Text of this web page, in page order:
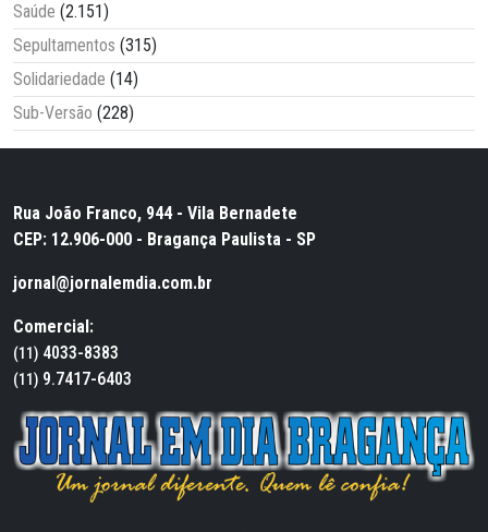
Saúde (2.151)
Sepultamentos (315)
Solidariedade (14)
Sub-Versão (228)
Rua João Franco, 944 - Vila Bernadete
CEP: 12.906-000 - Bragança Paulista - SP
jornal@jornalemdia.com.br
Comercial:
(11) 4033-8383
(11) 9.7417-6403